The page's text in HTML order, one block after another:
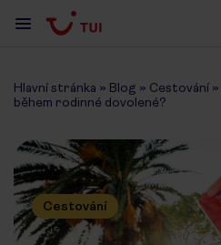
Hlavní stránka » Blog » Cestování »
během rodinné dovolené?
Cestování